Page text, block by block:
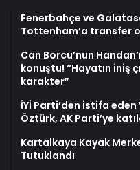
Fenerbahçe ve
Tottenham’a transfer
Can Borcu’nun
konuştu! “Hayatın iniş
karakter”
İYİ Parti’den istifa eden
Öztürk, AK Parti’ye
Kartalkaya Kayak
Tutuklandı